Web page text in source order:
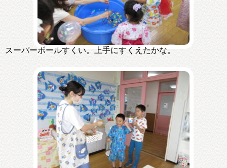
スーパーボールすくい。上手にすくえたかな。